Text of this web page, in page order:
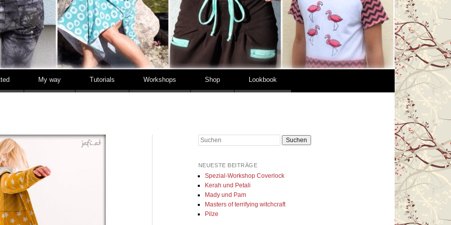
My way Tutorials Workshops Shop Lookbook
Suchen
NEUESTE BEITRÄGE
Spezial-Workshop Coverlock
Kerah und Petali
Mady und Pam
Masters of terrifying witchcraft
Pilze